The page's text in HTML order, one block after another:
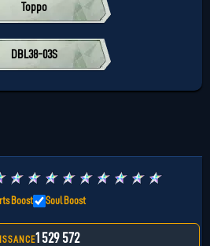
Toppo
DBL38-03S
★ ★ ★ ★ ★ ★ ★ ★ ★
Boost Soul Boost
1 529 572